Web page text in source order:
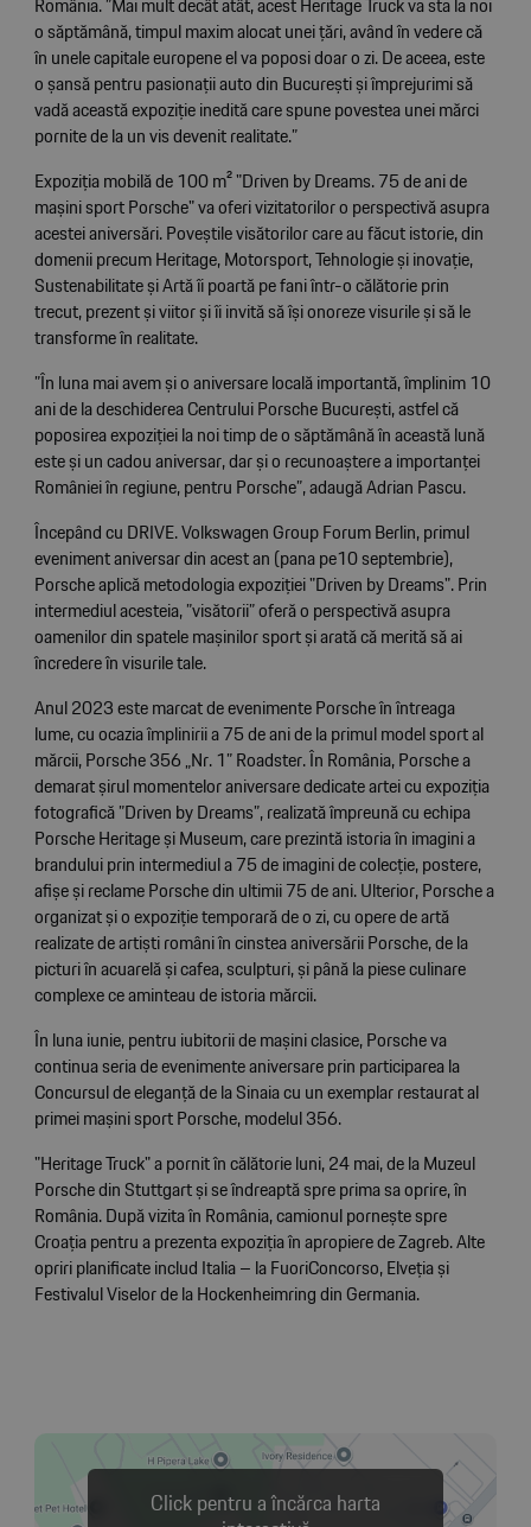
o săptămână, timpul maxim alocat unei țări, având în vedere că
în unele capitale europene el va poposi doar o zi. De aceea, este
o șansă pentru pasionații auto din București și împrejurimi să
vadă această expoziție inedită care spune povestea unei mărci
pornite de la un vis devenit realitate.”
Expoziția mobilă de 100 m² "Driven by Dreams. 75 de ani de
mașini sport Porsche" va oferi vizitatorilor o perspectivă asupra
acestei aniversări. Poveștile visătorilor care au făcut istorie, din
domenii precum Heritage, Motorsport, Tehnologie și inovație,
Sustenabilitate și Artă îi poartă pe fani într-o călătorie prin
trecut, prezent și viitor și îi invită să își onoreze visurile și să le
transforme în realitate.
”În luna mai avem și o aniversare locală importantă, împlinim 10
ani de la deschiderea Centrului Porsche București, astfel că
poposirea expoziției la noi timp de o săptămână în această lună
este și un cadou aniversar, dar și o recunoaștere a importanței
României în regiune, pentru Porsche”, adaugă Adrian Pascu.
Începând cu DRIVE. Volkswagen Group Forum Berlin, primul
eveniment aniversar din acest an (pana pe10 septembrie),
Porsche aplică metodologia expoziției "Driven by Dreams". Prin
intermediul acesteia, ”visătorii” oferă o perspectivă asupra
oamenilor din spatele mașinilor sport și arată că merită să ai
încredere în visurile tale.
Anul 2023 este marcat de evenimente Porsche în întreaga
lume, cu ocazia împlinirii a 75 de ani de la primul model sport al
mărcii, Porsche 356 „Nr. 1” Roadster. În România, Porsche a
demarat șirul momentelor aniversare dedicate artei cu expoziția
fotografică ”Driven by Dreams”, realizată împreună cu echipa
Porsche Heritage și Museum, care prezintă istoria în imagini a
brandului prin intermediul a 75 de imagini de colecție, postere,
afișe și reclame Porsche din ultimii 75 de ani. Ulterior, Porsche a
organizat și o expoziție temporară de o zi, cu opere de artă
realizate de artiști români în cinstea aniversării Porsche, de la
picturi în acuarelă și cafea, sculpturi, și până la piese culinare
complexe ce aminteau de istoria mărcii.
În luna iunie, pentru iubitorii de mașini clasice, Porsche va
continua seria de evenimente aniversare prin participarea la
Concursul de eleganță de la Sinaia cu un exemplar restaurat al
primei mașini sport Porsche, modelul 356.
"Heritage Truck" a pornit în călătorie luni, 24 mai, de la Muzeul
Porsche din Stuttgart și se îndreaptă spre prima sa oprire, în
România. După vizita în România, camionul pornește spre
Croația pentru a prezenta expoziția în apropiere de Zagreb. Alte
opriri planificate includ Italia – la FuoriConcorso, Elveția și
Festivalul Viselor de la Hockenheimring din Germania.
Click pentru a încărca harta